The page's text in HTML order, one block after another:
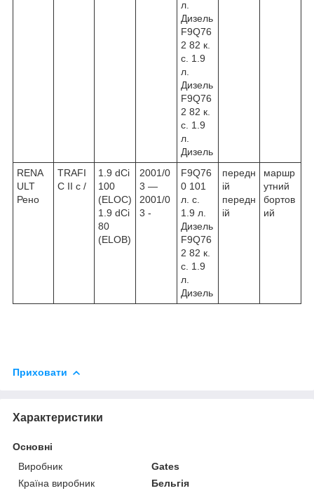
л.
Дизель
F9Q76
2 82 к.
с. 1.9
л.
Дизель
F9Q76
2 82 к.
с. 1.9
л.
Дизель
RENA
ULT
Рено
TRAFI
C II c /
1.9 dCi
100
(ELOC)
1.9 dCi
80
(ELOB)
2001/0
3 ―
2001/0
3 -
F9Q76
0 101
л. с.
1.9 л.
Дизель
F9Q76
2 82 к.
с. 1.9
л.
Дизель
передн
ій
передн
ій
маршр
утний
бортов
ий
Приховати
Характеристики
Основні
Виробник
Gates
Країна виробник
Бельгія